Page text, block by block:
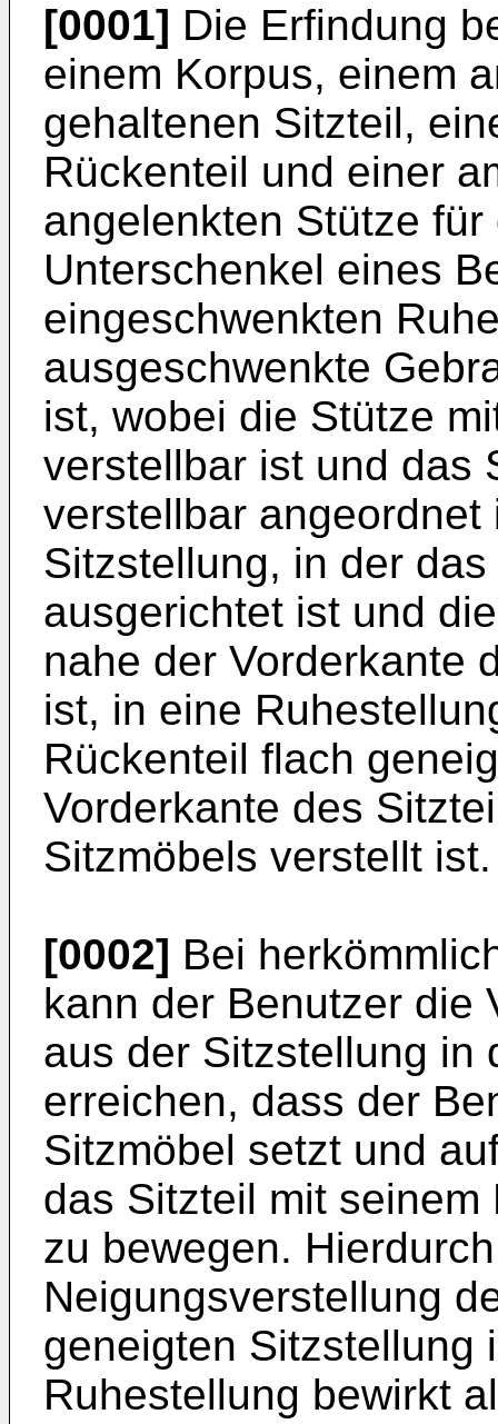
[0001] Die Erfindung
einem Korpus, einem
gehaltenen Sitzteil,
Rückenteil und einer
angelenkten Stütze
Unterschenkel eines
eingeschwenkten
ausgeschwenkte
ist, wobei die Stütze
verstellbar ist und das
verstellbar
Sitzstellung, in der
ausgerichtet ist und
nahe der Vorderkante
ist, in eine
Rückenteil flach
Vorderkante des
Sitzmöbels verstellt ist.
[0002] Bei
kann der Benutzer die
aus der Sitzstellung in
erreichen, dass der
Sitzmöbel setzt und
das Sitzteil mit
zu bewegen.
Neigungsverstellung
geneigten Sitzstellung
Ruhestellung bewirkt